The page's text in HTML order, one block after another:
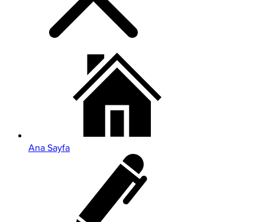
Ana Sayfa